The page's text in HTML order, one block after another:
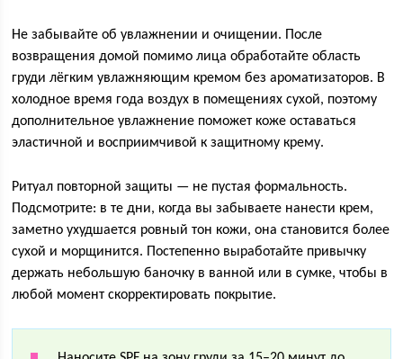
Не забывайте об увлажнении и очищении. После
возвращения домой помимо лица обработайте область
груди лёгким увлажняющим кремом без ароматизаторов. В
холодное время года воздух в помещениях сухой, поэтому
дополнительное увлажнение поможет коже оставаться
эластичной и восприимчивой к защитному крему.
Ритуал повторной защиты — не пустая формальность.
Подсмотрите: в те дни, когда вы забываете нанести крем,
заметно ухудшается ровный тон кожи, она становится более
сухой и морщинится. Постепенно выработайте привычку
держать небольшую баночку в ванной или в сумке, чтобы в
любой момент скорректировать покрытие.